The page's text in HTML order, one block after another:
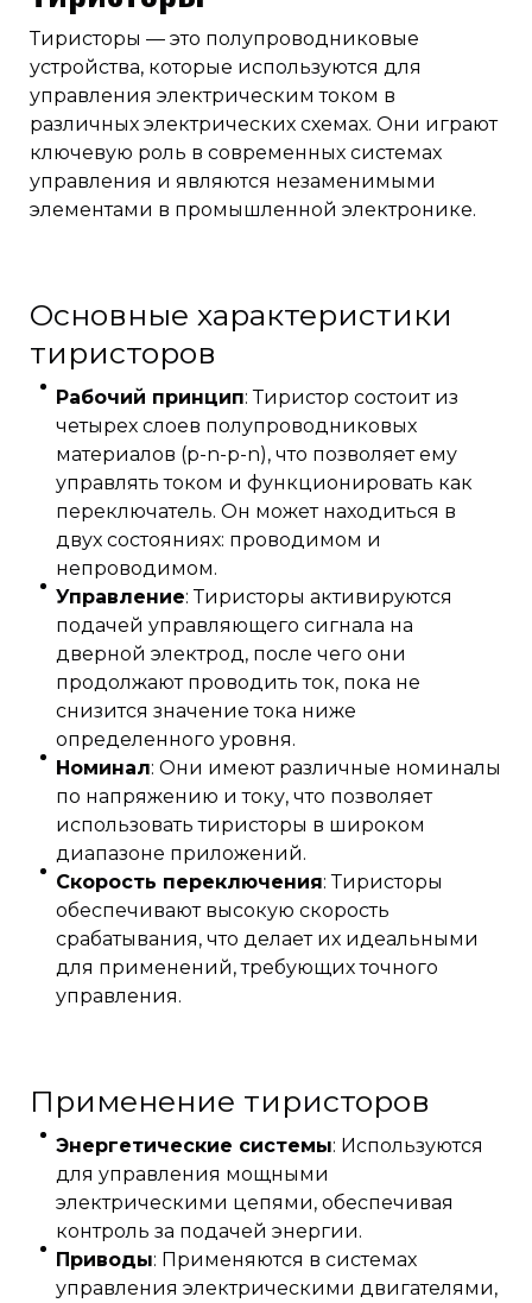
Тиристоры — это полупроводниковые
устройства, которые используются для
управления электрическим током в
различных электрических схемах. Они играют
ключевую роль в современных системах
управления и являются незаменимыми
элементами в промышленной электронике.
Основные характеристики
тиристоров
Рабочий принцип: Тиристор состоит из
четырех слоев полупроводниковых
материалов (p-n-p-n), что позволяет ему
управлять током и функционировать как
переключатель. Он может находиться в
двух состояниях: проводимом и
непроводимом.
Управление: Тиристоры активируются
подачей управляющего сигнала на
дверной электрод, после чего они
продолжают проводить ток, пока не
снизится значение тока ниже
определенного уровня.
Номинал: Они имеют различные номиналы
по напряжению и току, что позволяет
использовать тиристоры в широком
диапазоне приложений.
Скорость переключения: Тиристоры
обеспечивают высокую скорость
срабатывания, что делает их идеальными
для применений, требующих точного
управления.
Применение тиристоров
Энергетические системы: Используются
для управления мощными
электрическими цепями, обеспечивая
контроль за подачей энергии.
Приводы: Применяются в системах
управления электрическими двигателями,